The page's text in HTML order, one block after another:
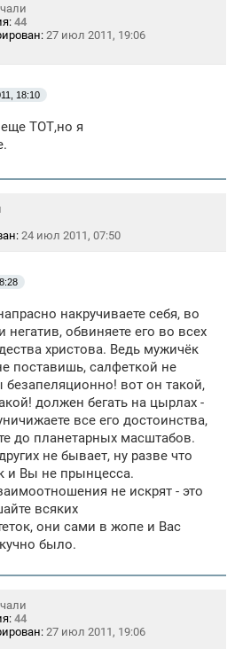
44
27 июл 2011, 19:06
18:10
ТОТ,но я
24 июл 2011, 07:50
накручиваете себя, во
негатив, обвиняете его во всех
христова. Ведь мужичёк
поставишь, салфеткой не
вот он такой,
должен бегать на цырлах -
все его достоинства,
до планетарных масштабов.
не бывает, ну разве что
и Вы не прынцесса.
не искрят - это
всяких
они сами в жопе и Вас
было.
44
27 июл 2011, 19:06